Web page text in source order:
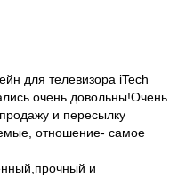
для телевизора iTech
очень довольны!Очень
и пересылку
отношение- самое
и